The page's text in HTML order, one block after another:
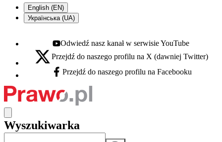
English (EN)
Українська (UA)
Youtube - otwiera się w nowej karcie
Odwiedź nasz kanał w serwisie YouTube
X - otwiera się w nowej karcie
Przejdź do naszego profilu na X (dawniej Twitter)
Facebook - otwiera się w nowej karcie
Przejdź do naszego profilu na Facebooku
Wyszukiwarka